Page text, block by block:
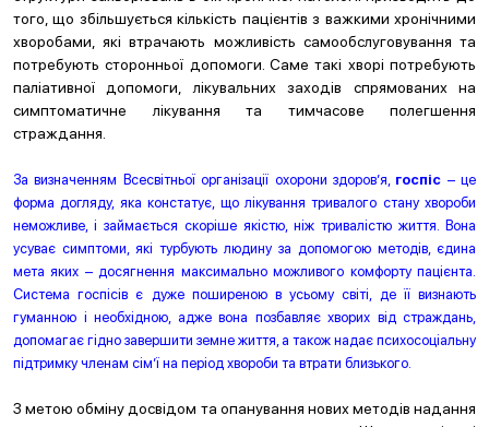
того, що збільшується кількість пацієнтів з важкими хронічними
хворобами, які втрачають можливість самообслуговування та
потребують сторонньої допомоги. Саме такі хворі потребують
паліативної допомоги, лікувальних заходів спрямованих на
симптоматичне лікування та тимчасове полегшення
страждання.
За визначенням Всесвітньої організації охорони здоров’я, госпіс – це
форма догляду, яка констатує, що лікування тривалого стану хвороби
неможливе, і займається скоріше якістю, ніж тривалістю життя. Вона
усуває симптоми, які турбують людину за допомогою методів, єдина
мета яких – досягнення максимально можливого комфорту пацієнта.
Система госпісів є дуже поширеною в усьому світі, де її визнають
гуманною і необхідною, адже вона позбавляє хворих від страждань,
допомагає гідно завершити земне життя, а також надає психосоціальну
підтримку членам сім’ї на період хвороби та втрати близького.
З метою обміну досвідом та опанування нових методів надання